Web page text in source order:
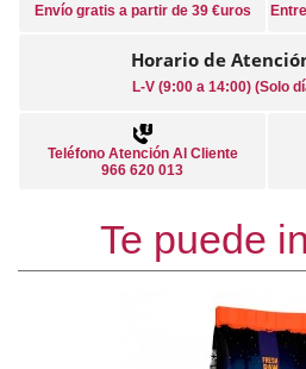
Envío gratis a partir de 39 €uros
Horario de
L-V (9:00 a 14:00) (Solo
Teléfono Atención Al Cliente
966 620 013
Te puede